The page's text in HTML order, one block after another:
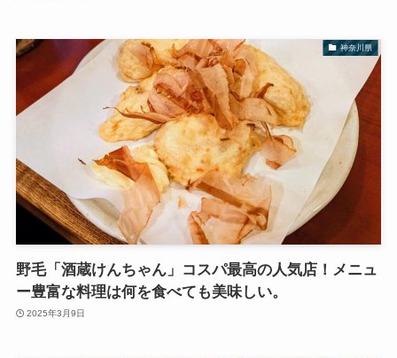
神奈川県
野毛「酒蔵けんちゃん」コスパ最高の人気店！メニュ
ー豊富な料理は何を食べても美味しい。
2025年3月9日